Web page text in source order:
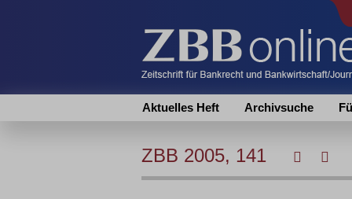
Aktuelles Heft Archivsuche
ZBB 2005, 141